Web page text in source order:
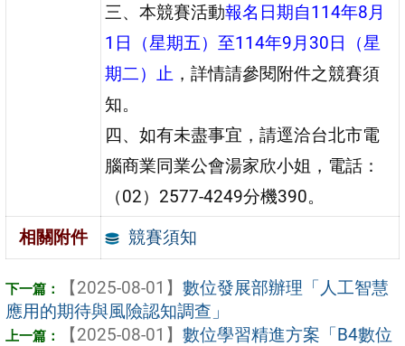
三、本競賽活動報名日期自114年8月
1日（星期五）至114年9月30日（星
期二）止 ，詳情請參閱附件之競賽須
知。
四、如有未盡事宜，請逕洽台北市電
腦商業同業公會湯家欣小姐，電話：
（02）2577-4249分機390。
相關附件
競賽須知
【2025-08-01】 數位發展部辦理「人工智慧
應用的期待與風險認知調查」
【2025-08-01】 數位學習精進方案「B4數位